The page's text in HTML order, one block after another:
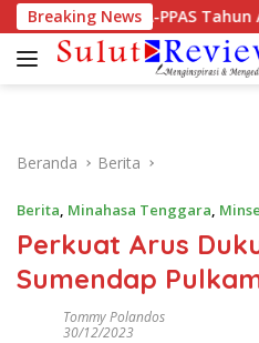
Langsung
ke
konten
Breaking News
KUA-PPAS Tahun
Beranda Berita
Berita, Minahasa Tenggara,
Perkuat Arus
Sumendap
Tommy Polandos
30/12/2023